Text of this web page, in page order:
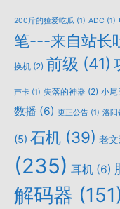
200斤的猹爱吃瓜 (1) ADC (1)
笔---来自站长
换机 (2) 前级 (41)
声卡 (1) 失落的神器 (2) 小尾
数播 (6) 更正公告 (1) 洛阳
(5) 石机 (39) 老
(235) 耳机 (6)
解码器 (151)